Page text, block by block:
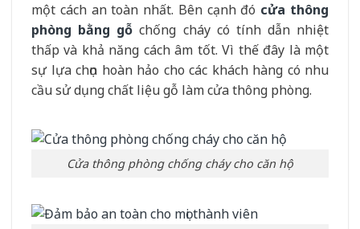
một cách an toàn nhất. Bên cạnh đó cửa thông
phòng bằng gỗ chống cháy có tính dẫn nhiệt
thấp và khả năng cách âm tốt. Vì thế đây là một
sự lựa chọn hoàn hảo cho các khách hàng có nhu
cầu sử dụng chất liệu gỗ làm cửa thông phòng.
Cửa thông phòng chống cháy cho căn hộ